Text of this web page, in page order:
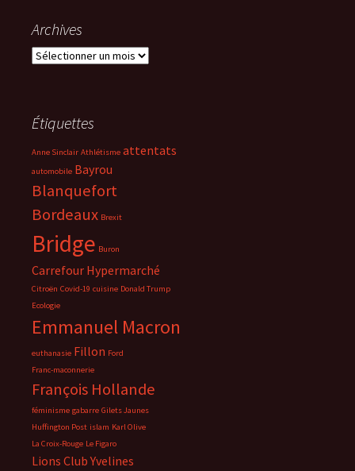
Archives
Archives
Étiquettes
Anne Sinclair Athlétisme attentats
automobile Bayrou
Blanquefort
Bordeaux Brexit
Bridge Buron
Carrefour Hypermarché
Citroën Covid-19 cuisine Donald Trump
Ecologie
Emmanuel Macron
euthanasie Fillon Ford
Franc-maconnerie
François Hollande
féminisme gabarre Gilets Jaunes
Huffington Post islam Karl Olive
La Croix-Rouge Le Figaro
Lions Club Yvelines